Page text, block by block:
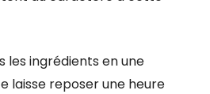
les ingrédients en une
laisse reposer une heure